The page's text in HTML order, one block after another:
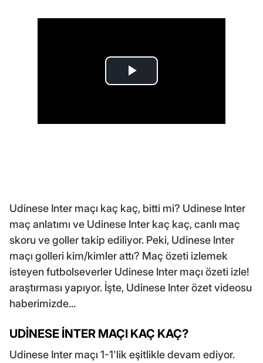
Udinese Inter maçı kaç kaç, bitti mi? Udinese Inter
maç anlatımı ve Udinese Inter kaç kaç, canlı maç
skoru ve goller takip ediliyor. Peki, Udinese Inter
maçı golleri kim/kimler attı? Maç özeti izlemek
isteyen futbolseverler Udinese Inter maçı özeti izle!
araştırması yapıyor. İşte, Udinese Inter özet videosu
haberimizde...
UDİNESE İNTER MAÇI KAÇ KAÇ?
Udinese Inter maçı 1-1'lik eşitlikle devam ediyor.